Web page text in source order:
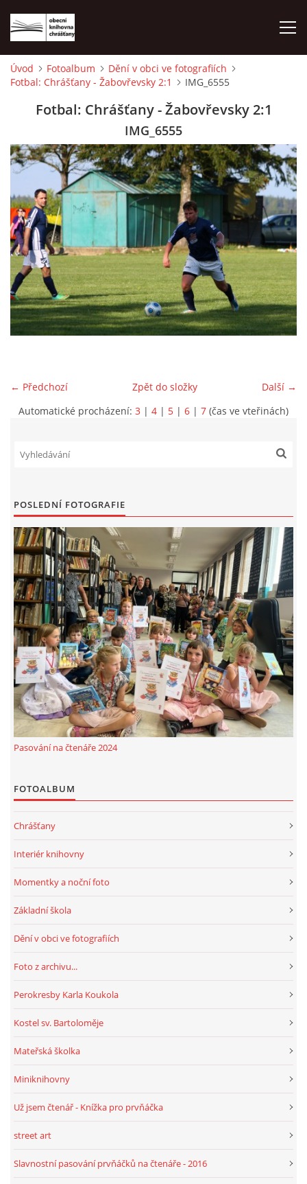
ÚVOD
VÝPŮJČNÍ DOBA
KONTAKTY
ON-LINE KATALOG
WEBOVÁ KAMERA
VIDEA Z DRONU
"KNIHOBUDKY"
ČASOSBĚRY - CHRÁŠŤANY
PROJEKT FLYNN "KNIHOVNA" CARSEN
E-KNIHY DO KAŽDÉ KNIHOVNY
GRANTY A DOTACE
MOBILNÍ APLIKACE
FREE WIFI
VÝZNAČNÍ RODÁCI
FOTOALBUM
PODĚKOVÁNÍ
SLUŽBY
HRY, KVÍZY, VZDĚLÁVÁNÍ ON-LINE
© 2026 eStránky.cz Aktualizováno: 1. 8. 2026
Úvod Fotoalbum
Dění v obci ve fotografiích
Fotbal: Chrášťany - Žabovřevsky 2:1
IMG_6555
Fotbal: Chrášťany - Žabovřevsky 2:1
IMG_6555
← Předchozí Další →
Zpět do složky
Automatické procházení: 3 | 4 | 5 | 6 | 7 (čas ve vteřinách)
POSLEDNÍ FOTOGRAFIE
Pasování na čtenáře 2024
FOTOALBUM
Chrášťany
Interiér knihovny
Momentky a noční foto
Základní škola
Dění v obci ve fotografiích
Foto z archivu...
Perokresby Karla Koukola
Kostel sv. Bartoloměje
Mateřská školka
Miniknihovny
Už jsem čtenář - Knížka pro prvňáčka
street art
Slavnostní pasování prvňáčků na čtenáře - 2016